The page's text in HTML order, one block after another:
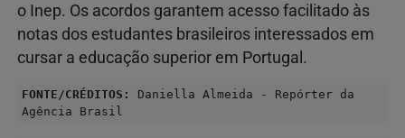
o Inep. Os acordos garantem acesso facilitado às
notas dos estudantes brasileiros interessados em
cursar a educação superior em Portugal.
FONTE/CRÉDITOS:
Daniella Almeida - Repórter da
Agência Brasil